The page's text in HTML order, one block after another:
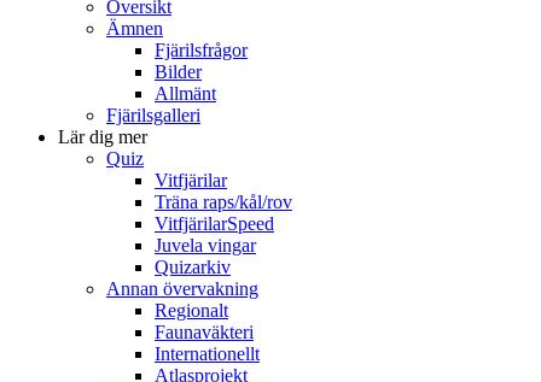
Översikt
Ämnen
Fjärilsfrågor
Bilder
Allmänt
Fjärilsgalleri
Lär dig mer
Quiz
Vitfjärilar
Träna raps/kål/rov
VitfjärilarSpeed
Juvela vingar
Quizarkiv
Annan övervakning
Regionalt
Faunaväkteri
Internationellt
Atlasprojekt